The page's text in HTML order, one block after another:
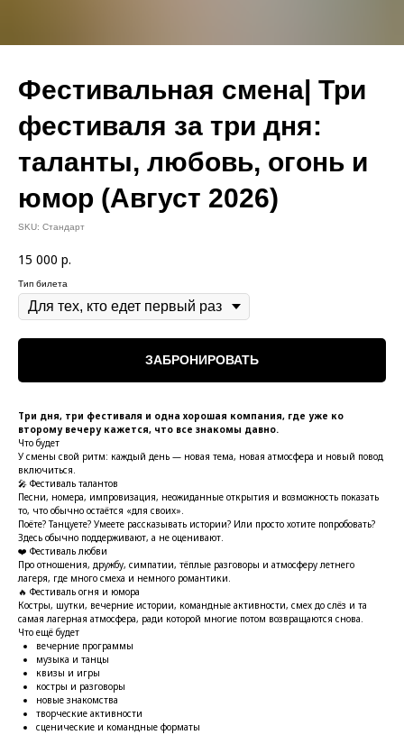
Фестивальная смена| Три
фестиваля за три дня:
таланты, любовь, огонь и
юмор (Август 2026)
SKU: Стандарт
15 000 р.
Тип билета
ЗАБРОНИРОВАТЬ
Три дня, три фестиваля и одна хорошая компания, где уже ко
второму вечеру кажется, что все знакомы давно.
Что будет
У смены свой ритм: каждый день — новая тема, новая атмосфера и новый повод
включиться.
🎤 Фестиваль талантов
Песни, номера, импровизация, неожиданные открытия и возможность показать
то, что обычно остаётся «для своих».
Поёте? Танцуете? Умеете рассказывать истории? Или просто хотите попробовать?
Здесь обычно поддерживают, а не оценивают.
❤️ Фестиваль любви
Про отношения, дружбу, симпатии, тёплые разговоры и атмосферу летнего
лагеря, где много смеха и немного романтики.
🔥 Фестиваль огня и юмора
Костры, шутки, вечерние истории, командные активности, смех до слёз и та
самая лагерная атмосфера, ради которой многие потом возвращаются снова.
Что ещё будет
вечерние программы
музыка и танцы
квизы и игры
костры и разговоры
новые знакомства
творческие активности
сценические и командные форматы